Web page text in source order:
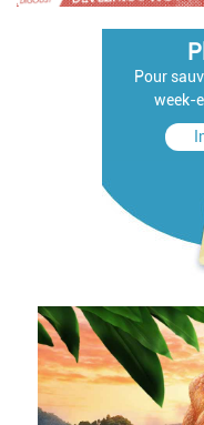
Pour
week-